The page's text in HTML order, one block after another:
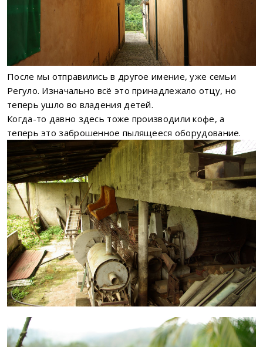
После мы отправились в другое имение, уже семьи
Регуло. Изначально всё это принадлежало отцу, но
теперь ушло во владения детей.
Когда-то давно здесь тоже производили кофе, а
теперь это заброшенное пылящееся оборудование.